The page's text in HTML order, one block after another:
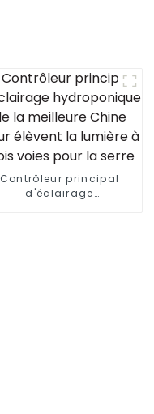
Contrôleur principal
d'éclairage